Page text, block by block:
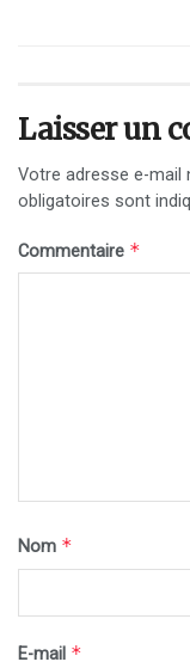
Laisser un
Votre adresse e-mail
obligatoires sont
Commentaire *
Nom *
E-mail *